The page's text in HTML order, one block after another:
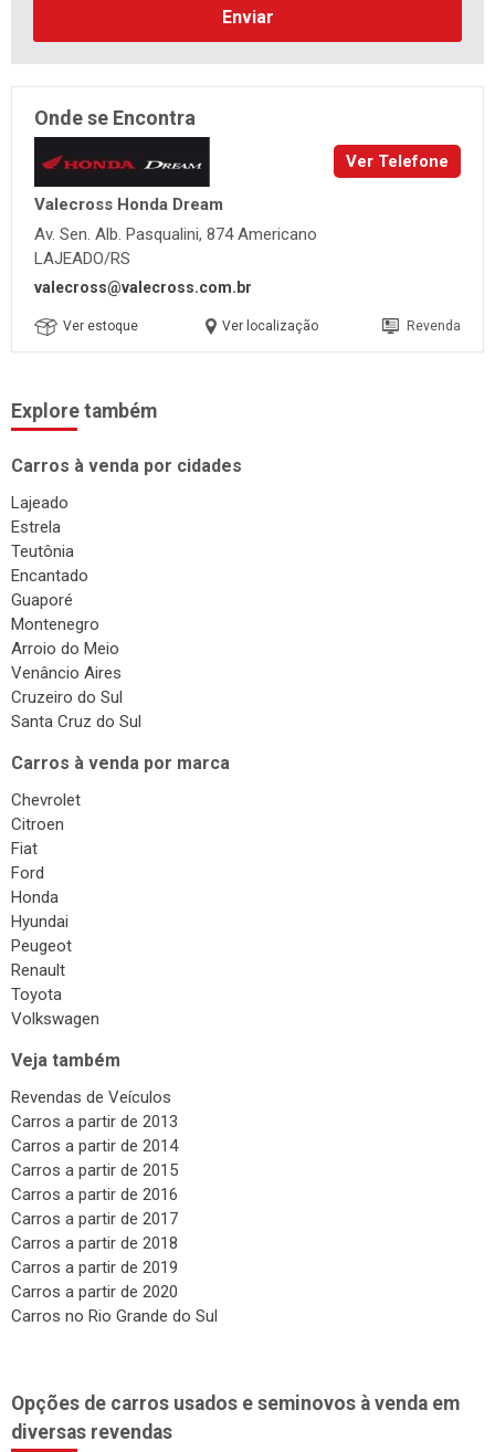
Enviar
Onde se Encontra
Ver Telefone
Valecross Honda Dream
Av. Sen. Alb. Pasqualini, 874 Americano
LAJEADO/RS
valecross@valecross.com.br
Ver estoque Ver localização Revenda
Explore também
Carros à venda por cidades
Lajeado
Estrela
Teutônia
Encantado
Guaporé
Montenegro
Arroio do Meio
Venâncio Aires
Cruzeiro do Sul
Santa Cruz do Sul
Carros à venda por marca
Chevrolet
Citroen
Fiat
Ford
Honda
Hyundai
Peugeot
Renault
Toyota
Volkswagen
Veja também
Revendas de Veículos
Carros a partir de 2013
Carros a partir de 2014
Carros a partir de 2015
Carros a partir de 2016
Carros a partir de 2017
Carros a partir de 2018
Carros a partir de 2019
Carros a partir de 2020
Carros no Rio Grande do Sul
Opções de carros usados e seminovos à venda em
diversas revendas